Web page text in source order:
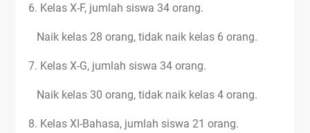
6. Kelas X-F, jumlah siswa 34 orang.
Naik kelas 28 orang, tidak naik kelas 6 orang.
7. Kelas X-G, jumlah siswa 34 orang.
Naik kelas 30 orang, tidak naik kelas 4 orang.
8. Kelas XI-Bahasa, jumlah siswa 21 orang.